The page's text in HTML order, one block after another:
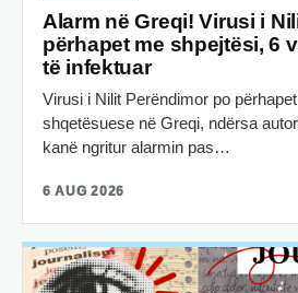
Alarm në Greqi! Virusi i
përhapet me shpejtësi, 6
të infektuar
Virusi i Nilit Perëndimor po
shqetësuese në Greqi, ndërsa
kanë ngritur alarmin pas…
6 AUG 2026